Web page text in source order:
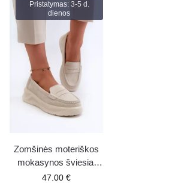
Pristatymas: 3-5 d.
dienos
Zomšinės moteriškos
mokasynos šviesiai
smėlinės Filidia
47.00 €